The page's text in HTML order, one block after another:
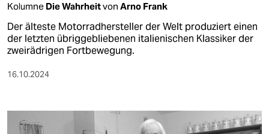
veranstaltungen
shop
fragen & hilfe
abo
Kolumne Die Wahrheitvon Arno Frank
Der älteste Motorradhersteller der Welt produziert einen
der letzten übriggebliebenen italienischen Klassiker der
zweirädrigen Fortbewegung.
16.10.2024